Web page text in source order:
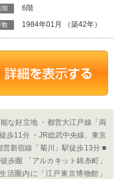
階 6階
数 1984年01月 （築42年）
な好立地 ・都営大江戸線「両
歩11分 ・JR総武中央線、東京
新宿線「菊川」駅徒歩13分 ■
歩圏 「アルカキット錦糸町」
活圏内に「江戸東京博物館」